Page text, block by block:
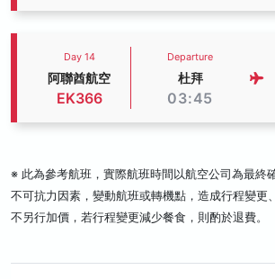
Day 14
阿聯酋航空
EK366
Departure
杜拜
03:45
※ 此為參考航班，實際航班時間以航空公司為最終
不可抗力因素，變動航班或轉機點，造成行程變更
不另行加價，若行程變更減少餐食，則酌於退費。